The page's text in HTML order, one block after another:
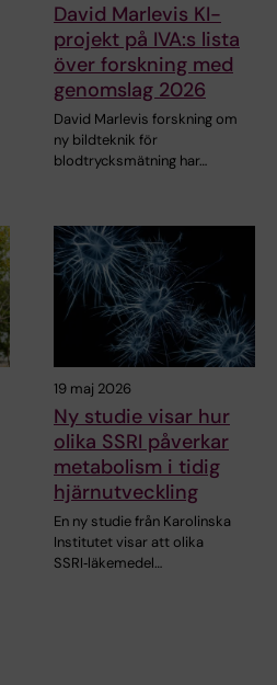
David Marlevis KI-
projekt på IVA:s lista
över forskning med
genomslag 2026
David Marlevis forskning om
ny bildteknik för
blodtrycksmätning har…
19 maj 2026
Ny studie visar hur
olika SSRI påverkar
metabolism i tidig
hjärnutveckling
En ny studie från Karolinska
Institutet visar att olika
SSRI‑läkemedel…